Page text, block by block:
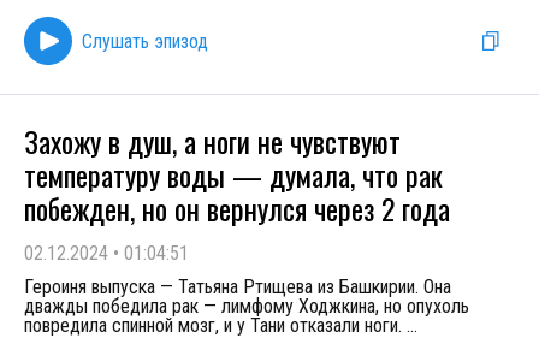
Слушать эпизод
Захожу в душ, а ноги не чувствуют
температуру воды — думала, что рак
побежден, но он вернулся через 2 года
02.12.2024 • 01:04:51
Героиня выпуска — Татьяна Ртищева из Башкирии. Она
дважды победила рак — лимфому Ходжкина, но опухоль
повредила спинной мозг, и у Тани отказали ноги. ...